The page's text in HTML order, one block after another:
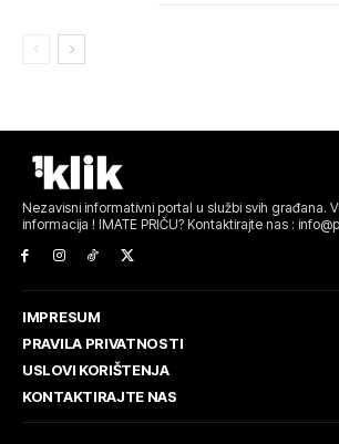
Nezavisni informativni portal u službi svih građana.
informacija ! IMATE PRIČU? Kontaktirajte nas :
IMPRESUM
PRAVILA PRIVATNOSTI
USLOVI KORIŠTENJA
KONTAKTIRAJTE NAS